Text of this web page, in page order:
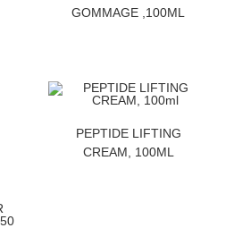
GOMMAGE ,100ML
PEPTIDE LIFTING
CREAM, 100ML